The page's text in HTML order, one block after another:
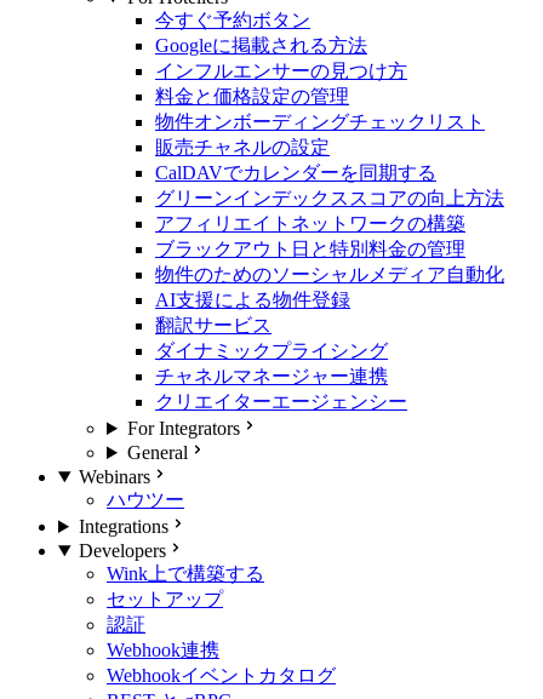
今すぐ予約ボタン
Googleに掲載される方法
インフルエンサーの見つけ方
料金と価格設定の管理
物件オンボーディングチェックリスト
販売チャネルの設定
CalDAVでカレンダーを同期する
グリーンインデックススコアの向上方法
アフィリエイトネットワークの構築
ブラックアウト日と特別料金の管理
物件のためのソーシャルメディア自動化
AI支援による物件登録
翻訳サービス
ダイナミックプライシング
チャネルマネージャー連携
クリエイターエージェンシー
For Integrators
General
Webinars
ハウツー
Integrations
Developers
Wink上で構築する
セットアップ
認証
Webhook連携
Webhookイベントカタログ